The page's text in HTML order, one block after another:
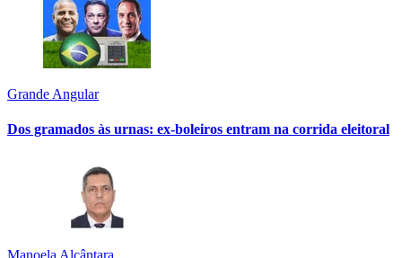
Grande Angular
Dos gramados às urnas: ex-boleiros entram na corrida eleitoral
Manoela Alcântara